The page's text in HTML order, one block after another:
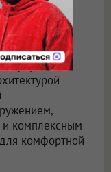
Жилой
почти
и комплексным
комфортной